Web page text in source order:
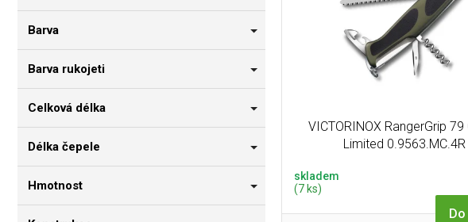
í
a
Barva
Barva rukojeti
Celková délka
Délka čepele
Hmotnost
VICTORINOX RangerGrip 79
Limited 0.9563.MC.4R
skladem
(7 ks)